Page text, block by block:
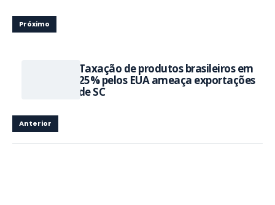
Próximo
Taxação de produtos brasileiros em
25% pelos EUA ameaça exportações
de SC
Anterior